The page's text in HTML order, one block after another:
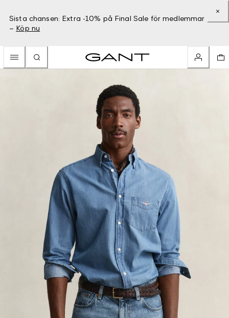
Sista chansen: Extra -10% på Final Sale för medlemmar
– Köp nu